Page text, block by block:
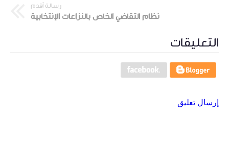
رسالة أقدم
نظام التقاضي الخاص بالنزاعات الإنتخابية
التعليقات
إرسال تعليق